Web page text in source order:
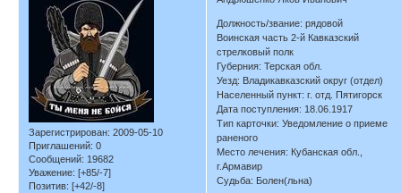
Зарегистрирован: 2009-05-10
Приглашений: 0
Сообщений: 19682
Уважение: [+85/-7]
Позитив: [+42/-8]
Должность/звание: рядовой
Воинская часть 2-й Кавказский
стрелковый полк
Губерния: Терская обл.
Уезд: Владикавказский округ (отдел)
Населенный пункт: г. отд. Пятигорск
Дата поступления: 18.06.1917
Тип карточки: Уведомление о приеме
раненого
Место лечения: Кубанская обл.,
г.Армавир
Судьба: Болен(льна)